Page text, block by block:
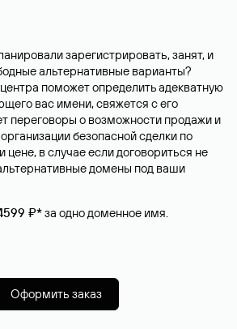
зарегистрировать, занят, и
альтернативные варианты?
поможет определить адекватную
вас имени, свяжется с его
переговоры о возможности продажи и
безопасной сделки по
цене, в случае если договориться не
домены под ваши
₽*за одно доменное имя.
Оформить заказ